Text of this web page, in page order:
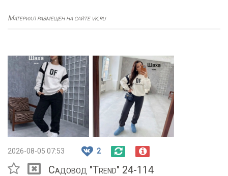
Материал размещен на сайте vk.ru
2026-08-05 07:53 2
Садовод "Trend" 24-114